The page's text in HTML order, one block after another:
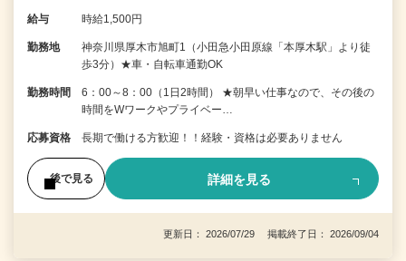
給与 時給1,500円
勤務地
神奈川県厚木市旭町1（小田急小田原線「本厚木駅」より徒
歩3分）★車・自転車通勤OK
勤務時間
6：00～8：00（1日2時間） ★朝早い仕事なので、その後の
時間をWワークやプライベー…
応募資格 長期で働ける方歓迎！！経験・資格は必要ありません
後で見る 詳細を見る
更新日： 2026/07/29 掲載終了日： 2026/09/04